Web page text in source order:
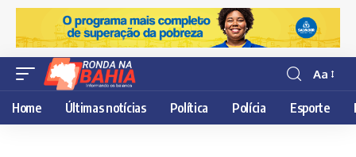
Resisor
de
fonte
Aa
Home Últimas notícias Política Polícia Esporte